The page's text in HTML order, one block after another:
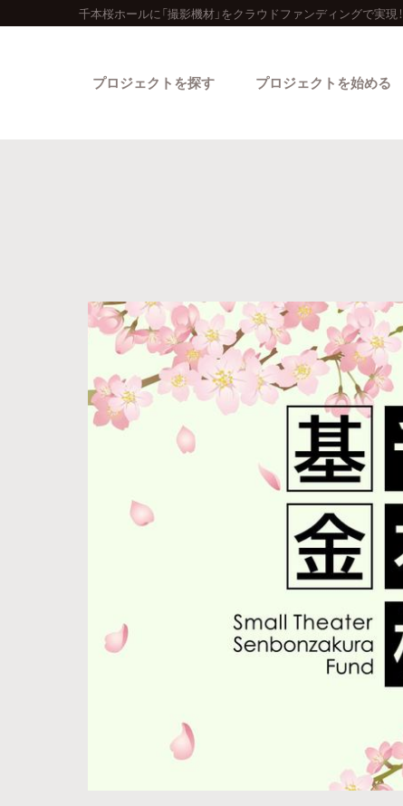
千本桜ホールに「撮影機材」をクラウドファンディングで実現！
プロジェクトを探す
カテゴリーから探す
プロジェクトを始める